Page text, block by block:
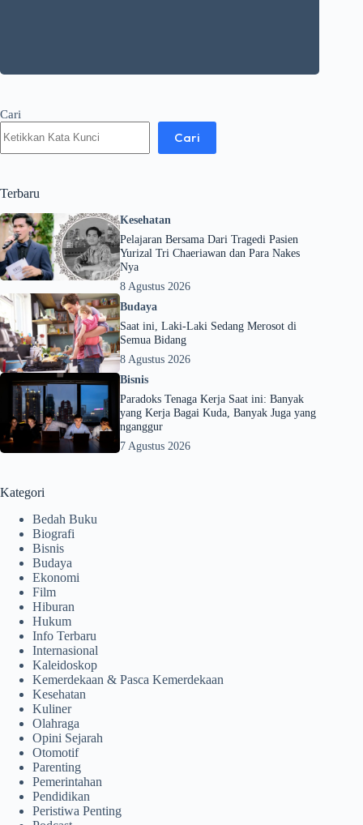
Cari
Cari
Terbaru
Kesehatan
Pelajaran Bersama Dari Tragedi Pasien
Yurizal Tri Chaeriawan dan Para Nakes
Nya
8 Agustus 2026
Budaya
Saat ini, Laki-Laki Sedang Merosot di
Semua Bidang
8 Agustus 2026
Bisnis
Paradoks Tenaga Kerja Saat ini: Banyak
yang Kerja Bagai Kuda, Banyak Juga yang
nganggur
7 Agustus 2026
Kategori
Bedah Buku
Biografi
Bisnis
Budaya
Ekonomi
Film
Hiburan
Hukum
Info Terbaru
Internasional
Kaleidoskop
Kemerdekaan & Pasca Kemerdekaan
Kesehatan
Kuliner
Olahraga
Opini Sejarah
Otomotif
Parenting
Pemerintahan
Pendidikan
Peristiwa Penting